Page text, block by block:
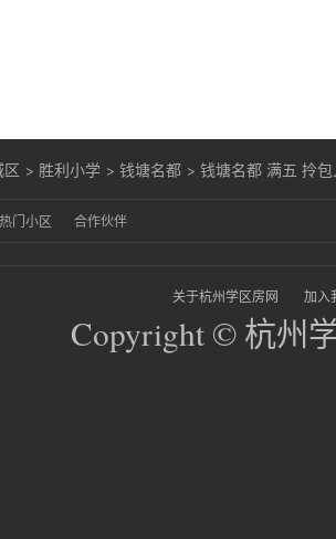
区 > 胜利小学 >钱塘名都 >钱塘名都 满五 拎
热门小区 合作伙伴
关于杭州学区房网 加入
Copyright © 杭州